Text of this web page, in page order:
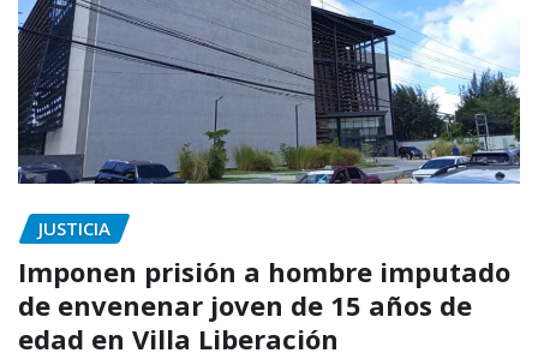
JUSTICIA
Imponen prisión a hombre imputado
de envenenar joven de 15 años de
edad en Villa Liberación